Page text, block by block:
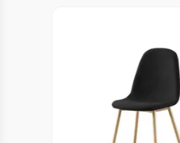
Vista Previa